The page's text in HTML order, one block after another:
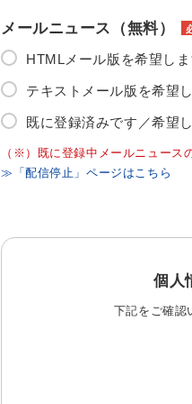
メールニュース（無料）
HTMLメール版を希望し
テキストメール版を希望
既に登録済みです／希望
（※）既に登録中メールニュース
≫「配信停止」ページはこちら
個人
下記をご確認